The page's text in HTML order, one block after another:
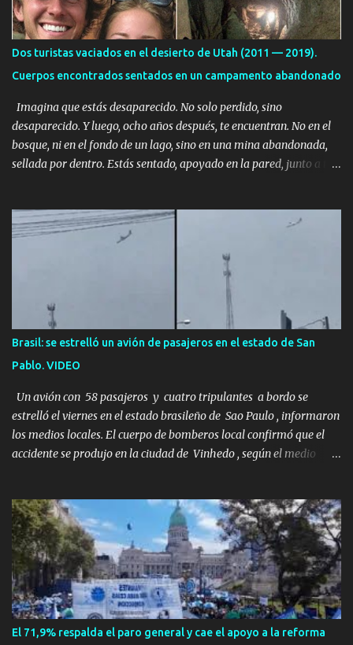
Dos turistas vaciados en el desierto de Utah (2011 — 2019).
Cuerpos encontrados sentados en un campamento abandonado
Imagina que estás desaparecido. No solo perdido, sino
desaparecido. Y luego, ocho años después, te encuentran. No en el
bosque, ni en el fondo de un lago, sino en una mina abandonada,
sellada por dentro. Estás sentado, apoyado en la pared, junto a tu
una historia de monstruos de película. Esta es la historia real de
Sarah y Andrew. Es la historia de cómo un viaje de tres días al
desierto se convirtió en un misterio de ocho años, cuya respuesta
resultó ser más aterradora de lo que nadie podría haber
una pareja normal de Colorado. Ella tenía 26 años. Él, 28. No eran
aficionados a los deportes extremos ni expertos en supervivencia.
Eran simplemente dos personas que se amaban y querían pasar
un fin de semana lejos de la ciudad. Su plan era de lo más sencillo.
Tomar su viejo pero confiable auto, con...
Brasil: se estrelló un avión de pasajeros en el estado de San
Pablo. VIDEO
Un avión con 58 pasajeros y cuatro tripulantes a bordo se
estrelló el viernes en el estado brasileño de Sao Paulo , informaron
los medios locales. El cuerpo de bomberos local confirmó que el
accidente se produjo en la ciudad de Vinhedo , según el medio
una gran zona en llamas y humo saliendo de un aparente fuselaje
del avión. Otras imágenes de GloboNews mostraban un avión que
descendía verticalmente en espiral mientras que un usuario
compartió las llamas y la densa humareda negra que salían de la
nave, que se había estrellado a metros de su casa, entre los
árboles. Según confirmó la aerolínea, Voepass Linhas Aéreas, se
trataba de un avión turbohélice modelo ATR-72 que cubría la ruta
El 71,9% respalda el paro general y cae el apoyo a la reforma